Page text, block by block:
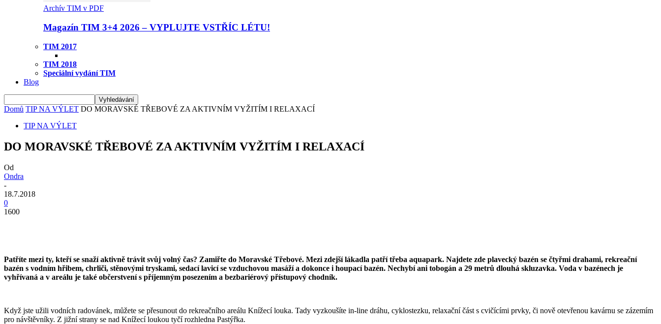
Archív TIM v PDF
Magazín TIM 3+4 2026 – VYPLUJTE VSTŘÍC LÉTU!
TIM 2017
TIM 2018
Speciální vydání TIM
Blog
Domů TIP NA VÝLET DO MORAVSKÉ TŘEBOVÉ ZA AKTIVNÍM VYŽITÍM I RELAXACÍ
TIP NA VÝLET
DO MORAVSKÉ TŘEBOVÉ ZA AKTIVNÍM VYŽITÍM I RELAXACÍ
Od
Ondra
-
18.7.2018
0
1600
Patříte mezi ty, kteří se snaží aktivně trávit svůj volný čas? Zamiřte do Moravské Třebové. Mezi zdejší lákadla patří třeba aquapark. Najdete zde plavecký bazén se čtyřmi drahami, rekreační
bazén s vodním hřibem, chrliči, stěnovými tryskami, sedací lavicí se vzduchovou masáží a dokonce i houpací bazén. Nechybí ani tobogán a 29 metrů dlouhá skluzavka. Voda v bazénech je
vyhřívaná a v areálu je také občerstvení s příjemným posezením a bezbariérový přístupový chodník.
Když jste užili vodních radovánek, můžete se přesunout do rekreačního areálu Knížecí louka. Tady vyzkoušíte in-line dráhu, cyklostezku, relaxační část s cvičícími prvky, či nově otevřenou kavárnu se zázemím
pro návštěvníky. Z jižní strany se nad Knížecí loukou tyčí rozhledna Pastýřka.